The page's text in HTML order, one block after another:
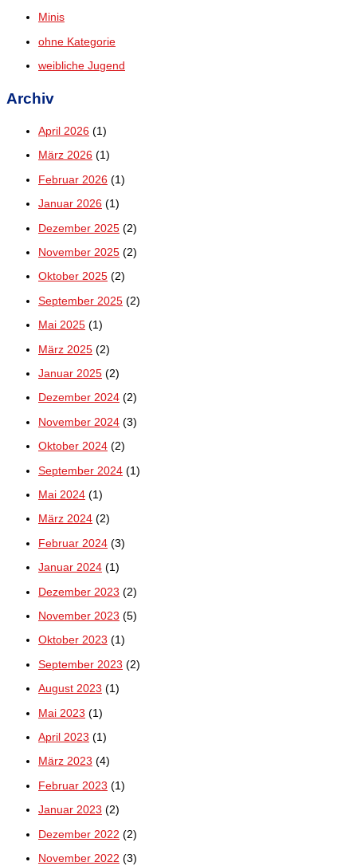
Minis
ohne Kategorie
weibliche Jugend
Archiv
April 2026 (1)
März 2026 (1)
Februar 2026 (1)
Januar 2026 (1)
Dezember 2025 (2)
November 2025 (2)
Oktober 2025 (2)
September 2025 (2)
Mai 2025 (1)
März 2025 (2)
Januar 2025 (2)
Dezember 2024 (2)
November 2024 (3)
Oktober 2024 (2)
September 2024 (1)
Mai 2024 (1)
März 2024 (2)
Februar 2024 (3)
Januar 2024 (1)
Dezember 2023 (2)
November 2023 (5)
Oktober 2023 (1)
September 2023 (2)
August 2023 (1)
Mai 2023 (1)
April 2023 (1)
März 2023 (4)
Februar 2023 (1)
Januar 2023 (2)
Dezember 2022 (2)
November 2022 (3)